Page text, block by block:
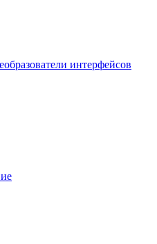
интерфейсов